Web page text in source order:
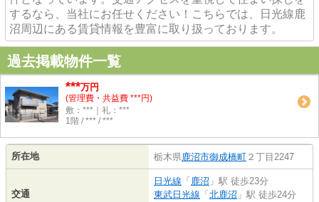
するなら、当社にお任せください！こちらでは、日光線鹿
沼周辺にある賃貸情報を豊富に取り扱っております。
過去掲載物件一覧
***万円
(管理費・共益費 ***円)
敷：***｜礼：***
1階 / *** / ***
所在地 栃木県鹿沼市御成橋町 ２丁目2247
交通
日光線 「 鹿沼 」駅 徒歩23分
東武日光線 「 北鹿沼 」駅 徒歩24分